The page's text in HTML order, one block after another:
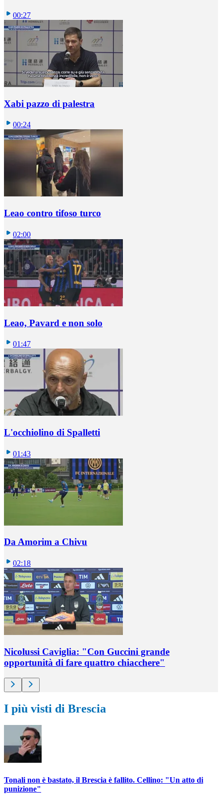
00:27
Xabi pazzo di palestra
00:24
Leao contro tifoso turco
02:00
Leao, Pavard e non solo
01:47
L'occhiolino di Spalletti
01:43
Da Amorim a Chivu
02:18
Nicolussi Caviglia: "Con Guccini grande
opportunità di fare quattro chiacchere"
I più visti di Brescia
Tonali non è bastato, il Brescia è fallito. Cellino: "Un atto di
punizione"